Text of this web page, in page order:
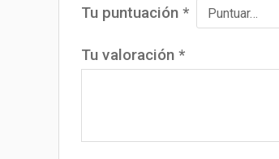
Tu puntuación *
Tu valoración *